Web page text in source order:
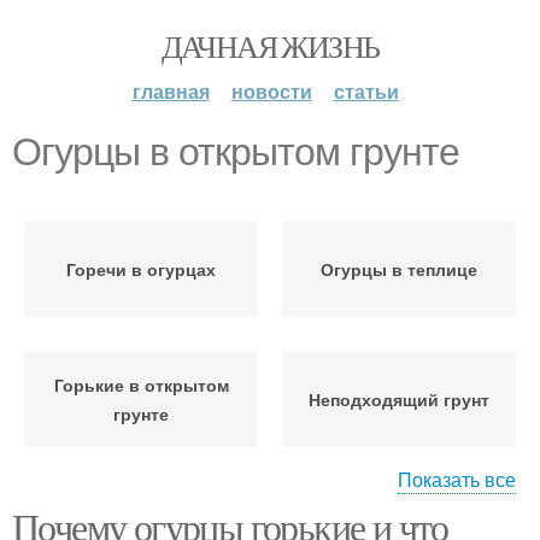
ДАЧНАЯ ЖИЗНЬ
главная новости статьи
Огурцы в открытом грунте
Горечи в огурцах Огурцы в теплице
Горькие в открытом
грунте
Неподходящий грунт
Огурец с грядки
Показать все
Почему огурцы горькие и что